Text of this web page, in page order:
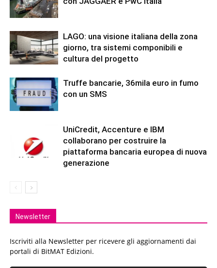
LAGO: una visione italiana della zona
giorno, tra sistemi componibili e
cultura del progetto
Truffe bancarie, 36mila euro in fumo
con un SMS
UniCredit, Accenture e IBM
collaborano per costruire la
piattaforma bancaria europea di nuova
generazione
Newsletter
Iscriviti alla Newsletter per ricevere gli aggiornamenti dai
portali di BitMAT Edizioni.